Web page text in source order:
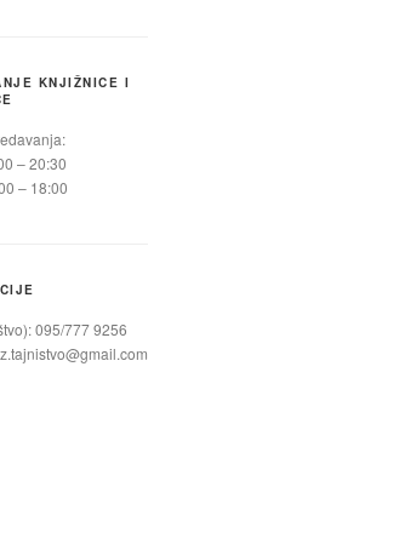
KNJIŽNICE I
– 20:30
– 18:00
095/777 9256